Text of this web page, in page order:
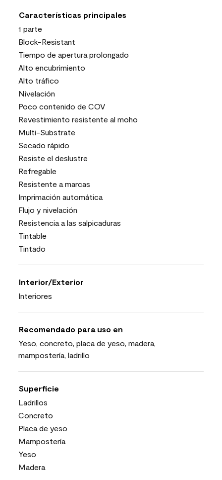
Características principales
1 parte
Block-Resistant
Tiempo de apertura prolongado
Alto encubrimiento
Alto tráfico
Nivelación
Poco contenido de COV
Revestimiento resistente al moho
Multi-Substrate
Secado rápido
Resiste el deslustre
Refregable
Resistente a marcas
Imprimación automática
Flujo y nivelación
Resistencia a las salpicaduras
Tintable
Tintado
Interior/Exterior
Interiores
Recomendado para uso en
Yeso, concreto, placa de yeso, madera,
mampostería, ladrillo
Superficie
Ladrillos
Concreto
Placa de yeso
Mampostería
Yeso
Madera